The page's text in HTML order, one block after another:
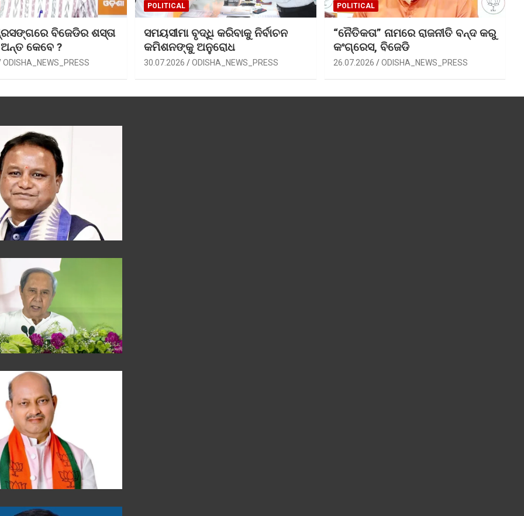
ବିଜେଡିର ଶସ୍ତା
ଅନ୍ତ କେବେ ?
ODISHA_NEWS_PRESS
POLITICAL
ସମୟସୀମା ବୃଦ୍ଧି କରିବାକୁ ନିର୍ବାଚନ
କମିଶନଙ୍କୁ ଅନୁରୋଧ
30.07.2026 ODISHA_NEWS_PRESS
POLITICAL
“ନୈତିକତା” ନାମରେ ରାଜନୀତି ବନ୍ଦ କରୁ
କଂଗ୍ରେସ, ବିଜେଡି
26.07.2026 ODISHA_NEWS_PRESS